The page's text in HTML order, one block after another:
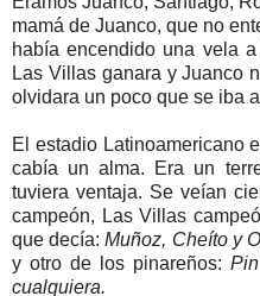
mamá de Juanco, que no
había encendido una vela
Las Villas ganara y Juanco
olvidara un poco que se iba
El estadio Latinoamericano
cabía un alma. Era un
tuviera ventaja. Se veían
campeón, Las Villas
que decía:Muñoz, Cheíto y
y otro de los pinareños:
cualquiera.